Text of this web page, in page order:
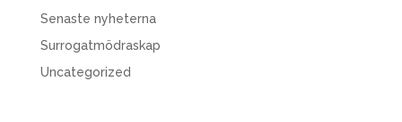
Senaste nyheterna
Surrogatmödraskap
Uncategorized